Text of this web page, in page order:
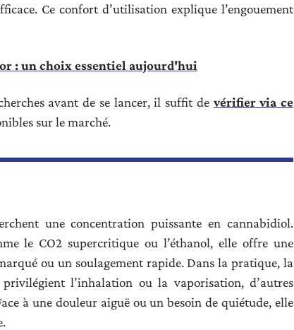
Ce confort d’utilisation explique l’engouement
: un choix essentiel aujourd'hui
avant de se lancer, il suffit de vérifier via ce
sur le marché.
une concentration puissante en cannabidiol.
le CO2 supercritique ou l’éthanol, elle offre une
ou un soulagement rapide. Dans la pratique, la
l’inhalation ou la vaporisation, d’autres
à une douleur aiguë ou un besoin de quiétude, elle